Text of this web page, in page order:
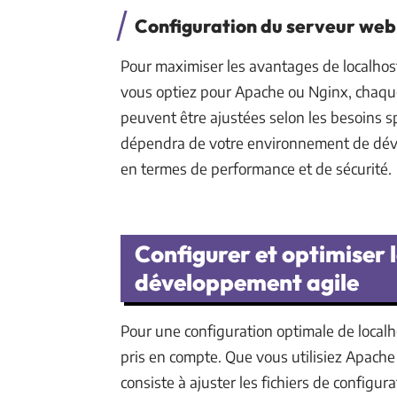
Configuration du serveur web
Pour maximiser les avantages de
vous optiez pour Apache ou Nginx,
peuvent être ajustées selon les besoins
dépendra de votre environnement de
en termes de performance et de sécurité.
Configurer et optimiser
développement agile
Pour une configuration optimale de
pris en compte. Que vous utilisiez
consiste à ajuster les fichiers de